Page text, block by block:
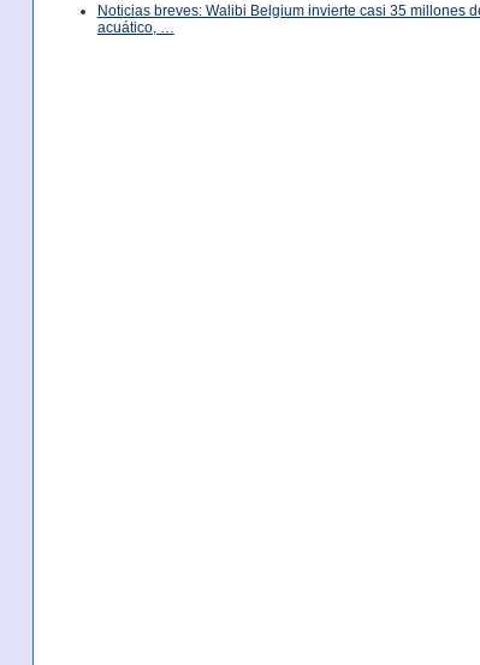
Noticias breves: Walibi Belgium invierte casi 35 millones
acuático, …